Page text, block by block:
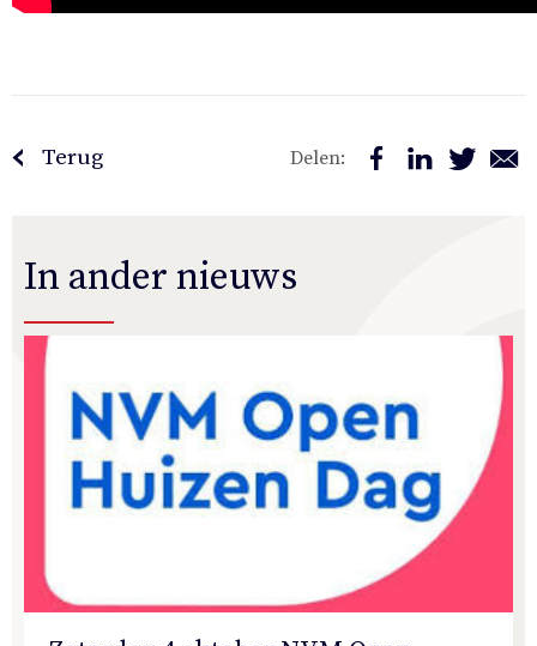
Terug Delen:
In ander nieuws